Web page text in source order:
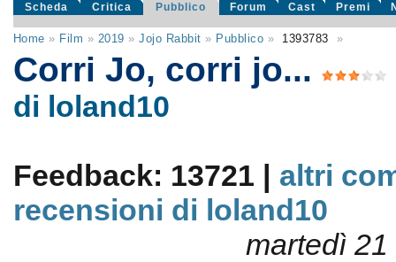
Scheda Critica Pubblico Forum Cast Premi
Home » Film » 2019 »Jojo Rabbit » Pubblico » 1393783 »
Corri Jo, corri jo...
di loland10
Feedback: 13721 | altri
recensioni di loland10
martedì